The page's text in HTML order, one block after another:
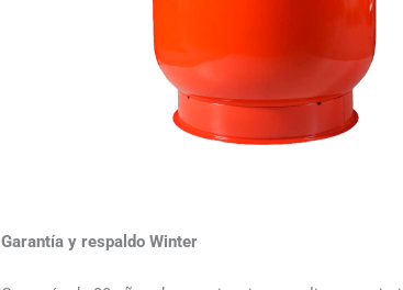
Garantía y respaldo Winter